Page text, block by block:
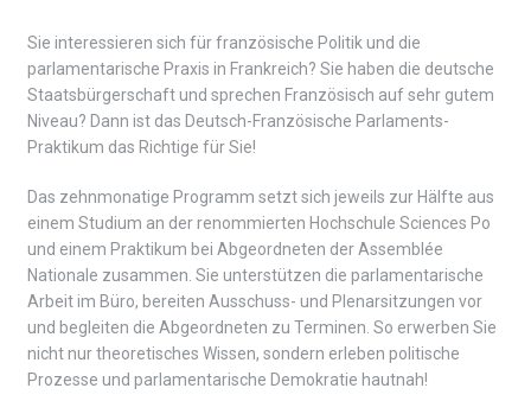
Sie interessieren sich für französische Politik und die
parlamentarische Praxis in Frankreich? Sie haben die deutsche
Staatsbürgerschaft und sprechen Französisch auf sehr gutem
Niveau? Dann ist das Deutsch-Französische Parlaments-
Praktikum das Richtige für Sie!
Das zehnmonatige Programm setzt sich jeweils zur Hälfte aus
einem Studium an der renommierten Hochschule Sciences Po
und einem Praktikum bei Abgeordneten der Assemblée
Nationale zusammen. Sie unterstützen die parlamentarische
Arbeit im Büro, bereiten Ausschuss- und Plenarsitzungen vor
und begleiten die Abgeordneten zu Terminen. So erwerben Sie
nicht nur theoretisches Wissen, sondern erleben politische
Prozesse und parlamentarische Demokratie hautnah!